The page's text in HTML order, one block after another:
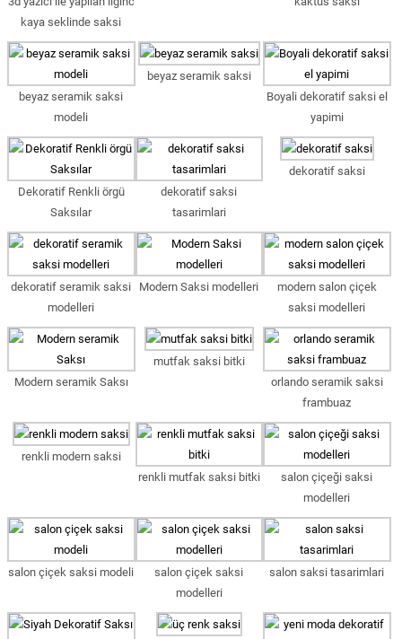
kaya seklinde saksi
beyaz seramik saksi
modeli
beyaz seramik saksi
Boyali dekoratif saksi el
yapimi
Dekoratif Renkli örgü
Saksılar
dekoratif saksi
tasarimlari
dekoratif saksi
dekoratif seramik saksi
modelleri
Modern Saksi modelleri
modern salon çiçek
saksi modelleri
Modern seramik Saksı
mutfak saksi bitki
orlando seramik saksi
frambuaz
renkli modern saksi
renkli mutfak saksi bitki
salon çiçeği saksi
modelleri
salon çiçek saksi modeli
salon çiçek saksi
modelleri
salon saksi tasarimlari